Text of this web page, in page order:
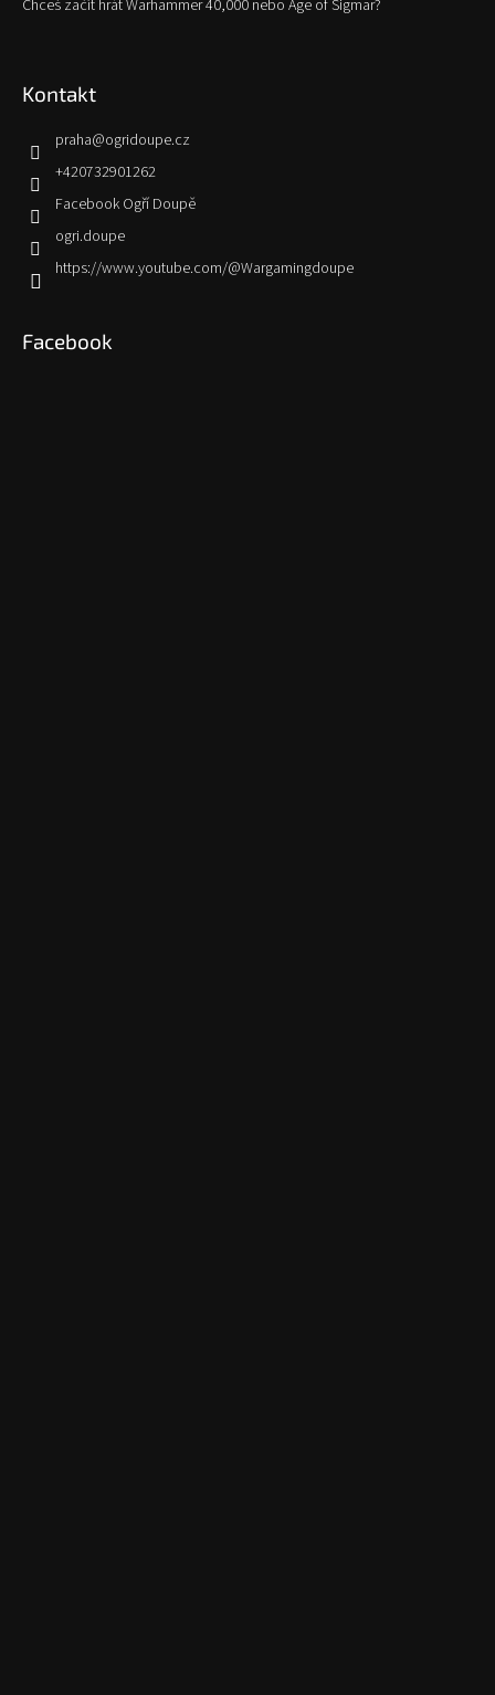
Chceš začít hrát Warhammer 40,000 nebo Age of Sigmar?
Kontakt
praha@ogridoupe.cz
+420732901262
Facebook Ogří Doupě
ogri.doupe
https://www.youtube.com/@Wargamingdoupe
Facebook